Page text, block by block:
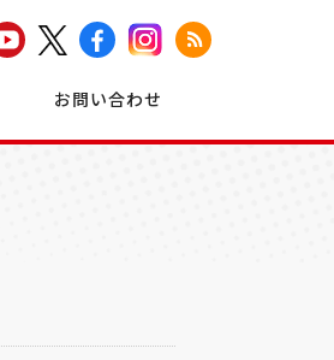
お問い合わせ